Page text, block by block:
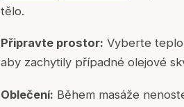
tělo.
Připravte prostor: Vyberte
aby zachytily případné olejové
Oblečení: Během masáže